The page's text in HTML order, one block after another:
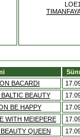
BACARDI
BEAUTY
BE HAPPY
WITH MEIEPERE
QUEEN